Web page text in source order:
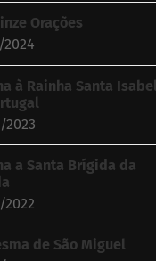
Orações
à Rainha Santa Isabel
a Santa Brígida da
de São Miguel